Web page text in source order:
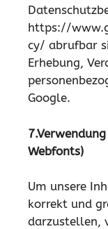
https://
cy/ abrufbar
Erhebung,
Google.
Webfonts)
Um unsere
korrekt und
darzustellen,